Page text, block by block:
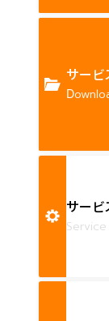
サービ
サービ
Service